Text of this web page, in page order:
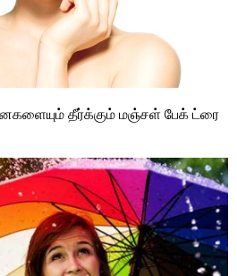
தீர்க்கும் மஞ்சள் பேக் ட்ரை